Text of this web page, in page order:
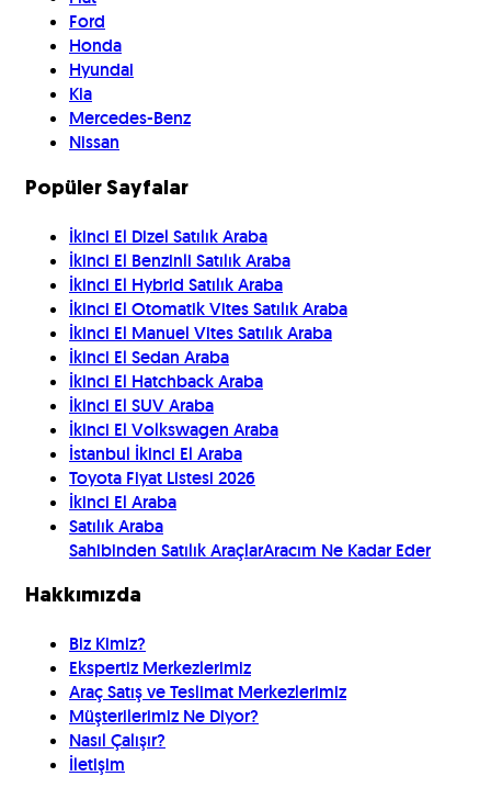
Ford
Honda
Hyundai
Kia
Mercedes-Benz
Nissan
Popüler Sayfalar
İkinci El Dizel Satılık Araba
İkinci El Benzinli Satılık Araba
İkinci El Hybrid Satılık Araba
İkinci El Otomatik Vites Satılık Araba
İkinci El Manuel Vites Satılık Araba
İkinci El Sedan Araba
İkinci El Hatchback Araba
İkinci El SUV Araba
İkinci El Volkswagen Araba
İstanbul İkinci El Araba
Toyota Fiyat Listesi 2026
İkinci El Araba
Satılık Araba
Sahibinden Satılık AraçlarAracım Ne Kadar Eder
Hakkımızda
Biz Kimiz?
Ekspertiz Merkezlerimiz
Araç Satış ve Teslimat Merkezlerimiz
Müşterilerimiz Ne Diyor?
Nasıl Çalışır?
İletişim